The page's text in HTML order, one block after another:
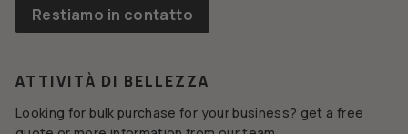
tua
email
Restiamo in contatto
ATTIVITÀ DI BELLEZZA
Looking for bulk purchase for your business? get a free